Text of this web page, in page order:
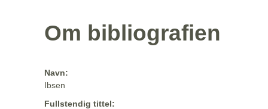
Om bibliografien
Navn:
Ibsen
Fullstendig tittel: